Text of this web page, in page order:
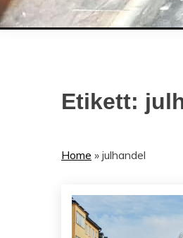
När allt blir e-handel
Etikett:
Home » julhandel